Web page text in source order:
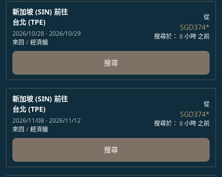
新加坡 (SIN) 前往
台北 (TPE)
2026/10/28 - 2026/10/29
來回 / 經濟艙
從
SGD374*
搜尋於： 8 小時 之前
搜尋
新加坡 (SIN) 前往
台北 (TPE)
2026/11/08 - 2026/11/12
來回 / 經濟艙
從
SGD374*
搜尋於： 8 小時 之前
搜尋